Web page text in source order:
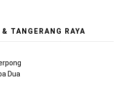
TANGERANG RAYA
Dua